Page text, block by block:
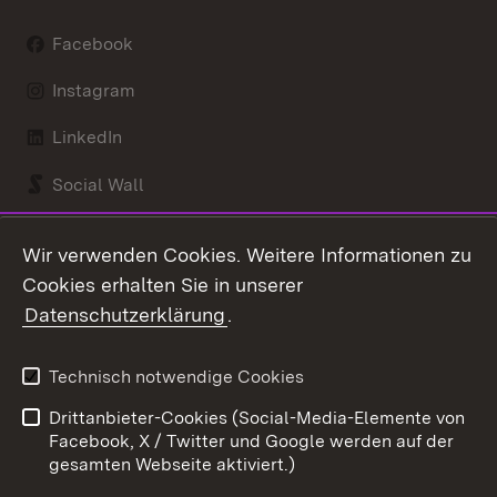
Facebook
Instagram
LinkedIn
Social Wall
Kontakt
Barrierefreiheit
Impressum
Cookies
Wir verwenden Cookies. Weitere Informationen zu
Cookies erhalten Sie in unserer
Datenschutzerklärung.
Technisch notwendige Cookies
Drittanbieter-Cookies (Social-Media-Elemente von
Facebook, X / Twitter und Google werden auf der
gesamten Webseite aktiviert.)